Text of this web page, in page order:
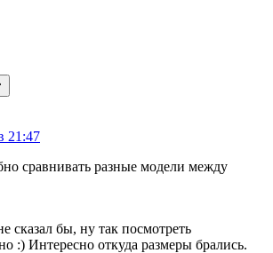
21:47
сравнивать разные модели между
сказал бы, ну так посмотреть
:) Интересно откуда размеры брались.